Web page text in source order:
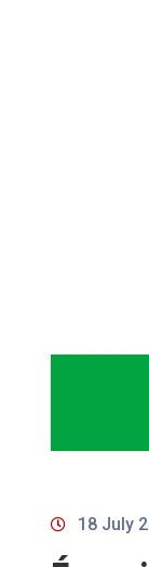
18 July